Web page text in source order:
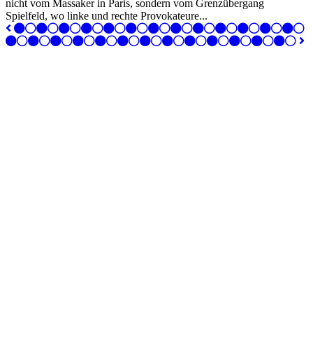
nicht vom Massaker in Paris, sondern vom Grenzübergang
Spielfeld, wo linke und rechte Provokateure...